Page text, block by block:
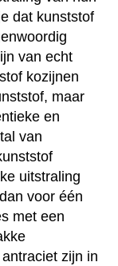
dat kunststof
van echt
kozijnen
maar
en
van
uitstraling
voor één
met een
zijn in